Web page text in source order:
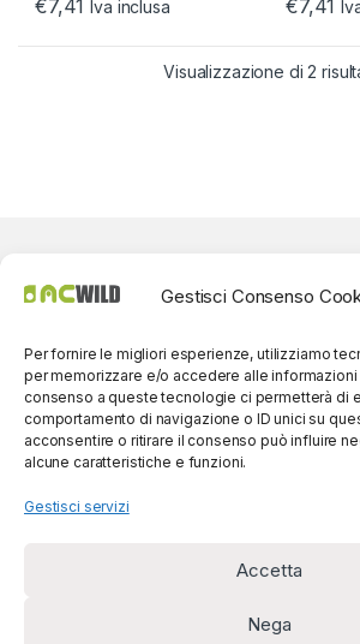
Gestisci Consenso
Per fornire le migliori esperienze, utilizziamo
per memorizzare e/o accedere alle
consenso a queste tecnologie ci permetterà di
comportamento di navigazione o ID unici su
acconsentire o ritirare il consenso può influire
alcune caratteristiche e funzioni.
Gestisci servizi
Accetta
Nega
€7,41 Iva inclusa €7,41
Visualizzazione di 2